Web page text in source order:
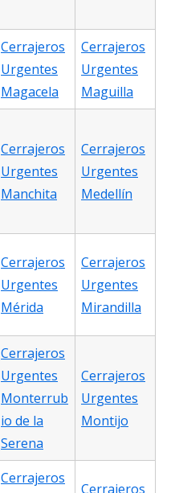
Cerrajeros
Urgentes
Magacela
Cerrajeros
Urgentes
Maguilla
Cerrajeros
Urgentes
Manchita
Cerrajeros
Urgentes
Medellín
Cerrajeros
Urgentes
Mérida
Cerrajeros
Urgentes
Mirandilla
Cerrajeros
Urgentes
Monterrub
io de la
Serena
Cerrajeros
Urgentes
Montijo
Cerrajeros
Cerrajeros